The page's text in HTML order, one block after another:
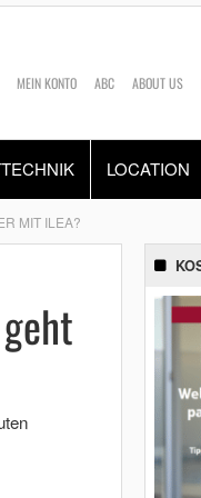
MEIN KONTO ABC ABOUT US
LOCATION
MIT ILEA?